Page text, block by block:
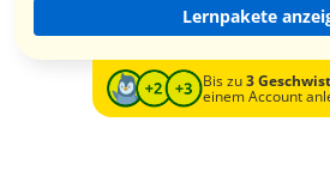
Lernpakete
Bis zu3
einem Account